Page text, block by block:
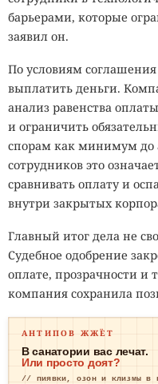
барьерами, которые
заявил он.
По условиям
выплатить деньги.
анализ равенства
и ограничить
спорам как минимум до
сотрудников это
сравнивать оплату и
внутри закрытых
Главный итог дела не
Судебное одобрение
оплате, прозрачности и
компания сохранила
АНТИПОВ ЖЖЁТ
В санатории вас лечат.
Или просто доят?
// пиявки, озон и клизмы в